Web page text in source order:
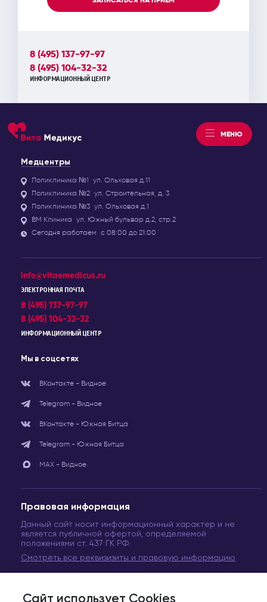
Сайт использует Cookies
8 (495) 137-97-97
8 (495) 104-32-32
ИНФОРМАЦИОННЫЙ ЦЕНТР
МЕНЮ
Медцентры
Поликлиника №1 ул. Ольховая д.11
Поликлиника №2 ул. Строительная, д. 3
Поликлиника №3 ул. Ольховая д.1
ВМ Клиника ул. Южный бульвар д.2, стр.2
Сегодня работаем с 08:00 до 21:00
info@vitaemedicus.ru
ЭЛЕКТРОННАЯ ПОЧТА
8 (495) 137-97-97
8 (495) 104-32-32
ИНФОРМАЦИОННЫЙ ЦЕНТР
Мы в соцсетях
ВКонтакте - Видное
Telegram - Видное
ВКонтакте - Южная Битца
Telegram - Южная Битца
МАХ - Видное
Правовая информация
Данный сайт носит информационный характер и не
является публичной офертой, определяемой
положениями ст. 437 ГК РФ.
Смотреть все реквизизиты и правовую информацию